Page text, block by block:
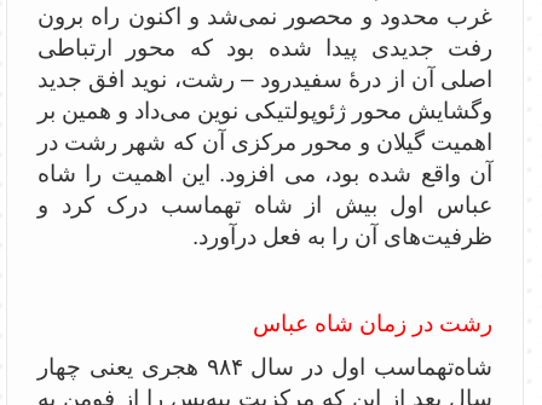
غرب محدود و محصور نمی‌شد و اکنون راه برون
رفت جدیدی پیدا شده بود که محور ارتباطی
اصلی آن از درۀ سفیدرود – رشت، نوید افق جدید
وگشایش محور ژئوپولتیکی نوین می‌داد و همین بر
اهمیت گیلان و محور مرکزی آن که شهر رشت در
آن واقع شده بود، می افزود. این اهمیت را شاه
عباس اول بیش از شاه تهماسب درک کرد و
ظرفیت‌های آن را به فعل درآورد.
رشت در زمان شاه عباس
شاه‌تهماسب اول در سال ۹۸۴ هجری یعنی چهار
سال بعد از این که مرکزیت بیه‌پس را از فومن به